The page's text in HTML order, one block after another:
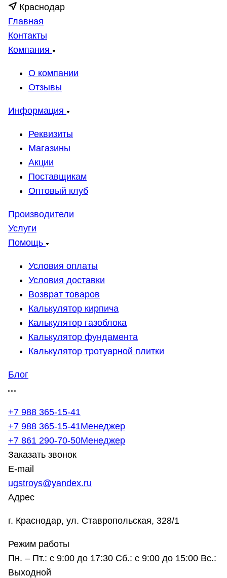
Краснодар
Главная
Контакты
Компания
О компании
Отзывы
Информация
Реквизиты
Магазины
Акции
Поставщикам
Оптовый клуб
Производители
Услуги
Помощь
Условия оплаты
Условия доставки
Возврат товаров
Калькулятор кирпича
Калькулятор газоблока
Калькулятор фундамента
Калькулятор тротуарной плитки
Блог
+7 988 365-15-41
+7 988 365-15-41Менеджер
+7 861 290-70-50Менеджер
Заказать звонок
E-mail
ugstroys@yandex.ru
Адрес
г. Краснодар, ул. Ставропольская, 328/1
Режим работы
Пн. – Пт.: с 9:00 до 17:30 Сб.: с 9:00 до 15:00 Вс.:
Выходной